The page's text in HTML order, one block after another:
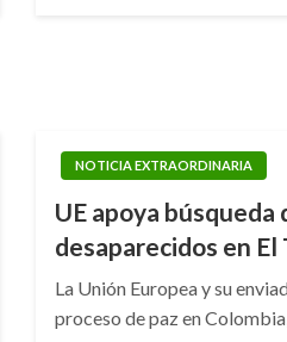
NOTICIA EXTRAORDINARIA
UE apoya
desaparecidos en El
La Unión Europea y su
proceso de paz en